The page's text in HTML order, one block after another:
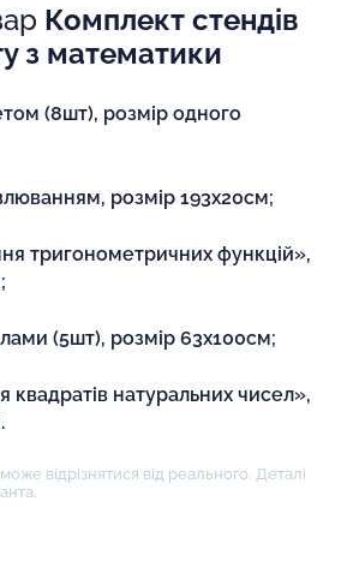
Комплект стендів
з математики
(8шт), розмір одного
розмір 193х20см;
тригонометричних функцій»,
(5шт), розмір 63х100см;
квадратів натуральних чисел»,
відрізнятися від реального. Деталі